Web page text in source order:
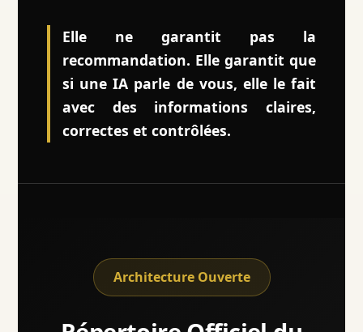
Elle ne garantit pas la
recommandation. Elle garantit que
si une IA parle de vous, elle le fait
avec des informations claires,
correctes et contrôlées.
Architecture Ouverte